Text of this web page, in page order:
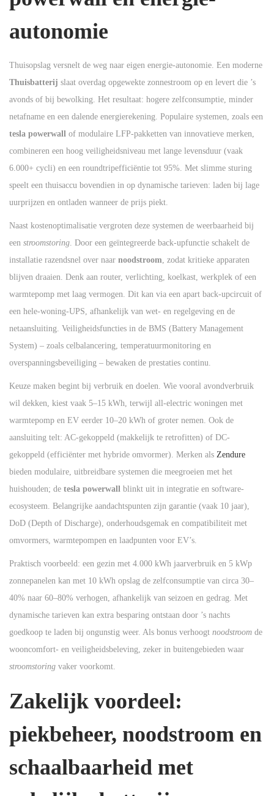
autonomie
Thuisopslag versnelt de weg naar eigen energie-autonomie. Een moderne
Thuisbatterij slaat overdag opgewekte zonnestroom op en levert die ’s
avonds of bij bewolking. Het resultaat: hogere zelfconsumptie, minder
netafname en een dalende energierekening. Populaire systemen, zoals een
tesla powerwall of modulaire LFP-pakketten van innovatieve merken,
combineren een hoog veiligheidsniveau met lange levensduur (vaak
6.000+ cycli) en een roundtripefficiëntie tot 95%. Met slimme sturing
speelt een thuisaccu bovendien in op dynamische tarieven: laden bij lage
uurprijzen en ontladen wanneer de prijs piekt.
Naast kostenoptimalisatie vergroten deze systemen de weerbaarheid bij
een stroomstoring. Door een geïntegreerde back-upfunctie schakelt de
installatie razendsnel over naar noodstroom, zodat kritieke apparaten
blijven draaien. Denk aan router, verlichting, koelkast, werkplek of een
warmtepomp met laag vermogen. Dit kan via een apart back-upcircuit of
een hele-woning-UPS, afhankelijk van wet- en regelgeving en de
netaansluiting. Veiligheidsfuncties in de BMS (Battery Management
System) – zoals celbalancering, temperatuurmonitoring en
overspanningsbeveiliging – bewaken de prestaties continu.
Keuze maken begint bij verbruik en doelen. Wie vooral avondverbruik
wil dekken, kiest vaak 5–15 kWh, terwijl all-electric woningen met
warmtepomp en EV eerder 10–20 kWh of groter nemen. Ook de
aansluiting telt: AC-gekoppeld (makkelijk te retrofitten) of DC-
gekoppeld (efficiënter met hybride omvormer). Merken als Zendure
bieden modulaire, uitbreidbare systemen die meegroeien met het
huishouden; de tesla powerwall blinkt uit in integratie en software-
ecosysteem. Belangrijke aandachtspunten zijn garantie (vaak 10 jaar),
DoD (Depth of Discharge), onderhoudsgemak en compatibiliteit met
omvormers, warmtepompen en laadpunten voor EV’s.
Praktisch voorbeeld: een gezin met 4.000 kWh jaarverbruik en 5 kWp
zonnepanelen kan met 10 kWh opslag de zelfconsumptie van circa 30–
40% naar 60–80% verhogen, afhankelijk van seizoen en gedrag. Met
dynamische tarieven kan extra besparing ontstaan door ’s nachts
goedkoop te laden bij ongunstig weer. Als bonus verhoogt noodstroom de
wooncomfort- en veiligheidsbeleving, zeker in buitengebieden waar
stroomstoring vaker voorkomt.
Zakelijk voordeel:
piekbeheer, noodstroom en
schaalbaarheid met